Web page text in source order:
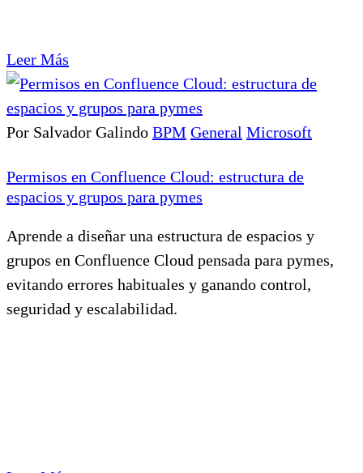
Leer Más
Por Salvador Galindo BPM General Microsoft
Permisos en Confluence Cloud: estructura de
espacios y grupos para pymes
Aprende a diseñar una estructura de espacios y
grupos en Confluence Cloud pensada para pymes,
evitando errores habituales y ganando control,
seguridad y escalabilidad.